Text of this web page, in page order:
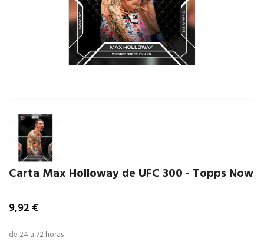
Carta Max Holloway de UFC 300 - Topps Now
9,92 €
de 24 a 72 horas